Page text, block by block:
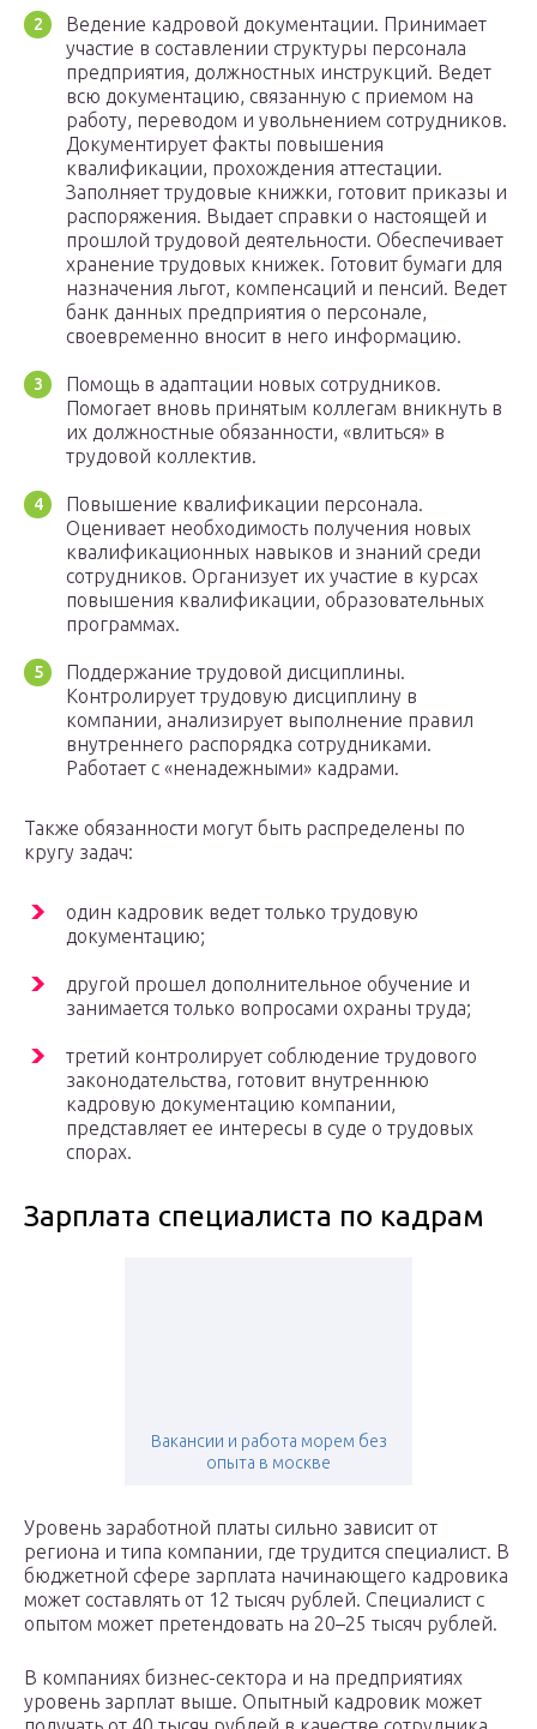
Ведение кадровой документации. Принимает
участие в составлении структуры персонала
предприятия, должностных инструкций. Ведет
всю документацию, связанную с приемом на
работу, переводом и увольнением сотрудников.
Документирует факты повышения
квалификации, прохождения аттестации.
Заполняет трудовые книжки, готовит приказы и
распоряжения. Выдает справки о настоящей и
прошлой трудовой деятельности. Обеспечивает
хранение трудовых книжек. Готовит бумаги для
назначения льгот, компенсаций и пенсий. Ведет
банк данных предприятия о персонале,
своевременно вносит в него информацию.
Помощь в адаптации новых сотрудников.
Помогает вновь принятым коллегам вникнуть в
их должностные обязанности, «влиться» в
трудовой коллектив.
Повышение квалификации персонала.
Оценивает необходимость получения новых
квалификационных навыков и знаний среди
сотрудников. Организует их участие в курсах
повышения квалификации, образовательных
программах.
Поддержание трудовой дисциплины.
Контролирует трудовую дисциплину в
компании, анализирует выполнение правил
внутреннего распорядка сотрудниками.
Работает с «ненадежными» кадрами.
Также обязанности могут быть распределены по
кругу задач:
один кадровик ведет только трудовую
документацию;
другой прошел дополнительное обучение и
занимается только вопросами охраны труда;
третий контролирует соблюдение трудового
законодательства, готовит внутреннюю
кадровую документацию компании,
представляет ее интересы в суде о трудовых
спорах.
Зарплата специалиста по кадрам
Вакансии и работа морем без
опыта в москве
Уровень заработной платы сильно зависит от
региона и типа компании, где трудится специалист. В
бюджетной сфере зарплата начинающего кадровика
может составлять от 12 тысяч рублей. Специалист с
опытом может претендовать на 20–25 тысяч рублей.
В компаниях бизнес-сектора и на предприятиях
уровень зарплат выше. Опытный кадровик может